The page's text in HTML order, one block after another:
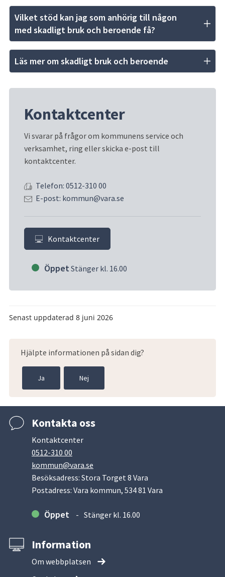
Vilket stöd kan jag som anhörig till någon
med skadligt bruk och beroende få?
Läs mer om skadligt bruk och beroende
Kontaktcenter
Vi svarar på frågor om kommunens service och
verksamhet, ring eller skicka e-post till
kontaktcenter.
Telefon: 0512-310 00
E-post: kommun@vara.se
Kontaktcenter
Öppet Stänger kl. 16.00
Senast uppdaterad 8 juni 2026
Hjälpte informationen på sidan dig?
Ja Nej
Kontakta oss
Kontaktcenter
0512-310 00
kommun@vara.se
Besöksadress: Stora Torget 8 Vara
Postadress: Vara kommun, 534 81 Vara
Öppet Stänger kl. 16.00
Information
Om webbplatsen